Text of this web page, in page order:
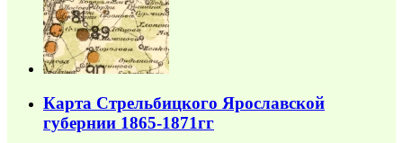
Карта Стрельбицкого Ярославской
губернии 1865-1871гг